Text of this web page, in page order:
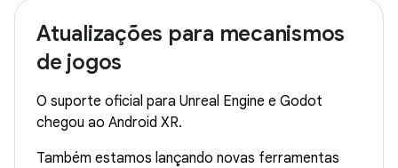
Atualizações para mecanismos
de jogos
O suporte oficial para Unreal Engine e Godot
chegou ao Android XR.
Também estamos lançando novas ferramentas